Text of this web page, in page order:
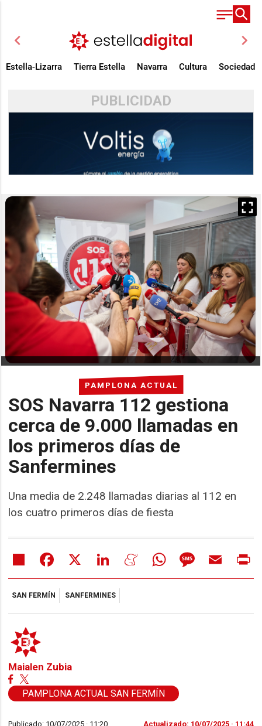
chevron_left chevron_right
Estella-Lizarra Tierra Estella Navarra Cultura Sociedad
PUBLICIDAD
PAMPLONA ACTUAL
SOS Navarra 112 gestiona
cerca de 9.000 llamadas en
los primeros días de
Sanfermines
Una media de 2.248 llamadas diarias al 112 en
los cuatro primeros días de fiesta
Share Facebook LinkedIn MeneameWhatsAppMessageEmail
SAN FERMÍN SANFERMINES
Maialen Zubia
PAMPLONA ACTUAL SAN FERMÍN
Publicado: 10/07/2025 · 11:20 Actualizado: 10/07/2025 · 11:44